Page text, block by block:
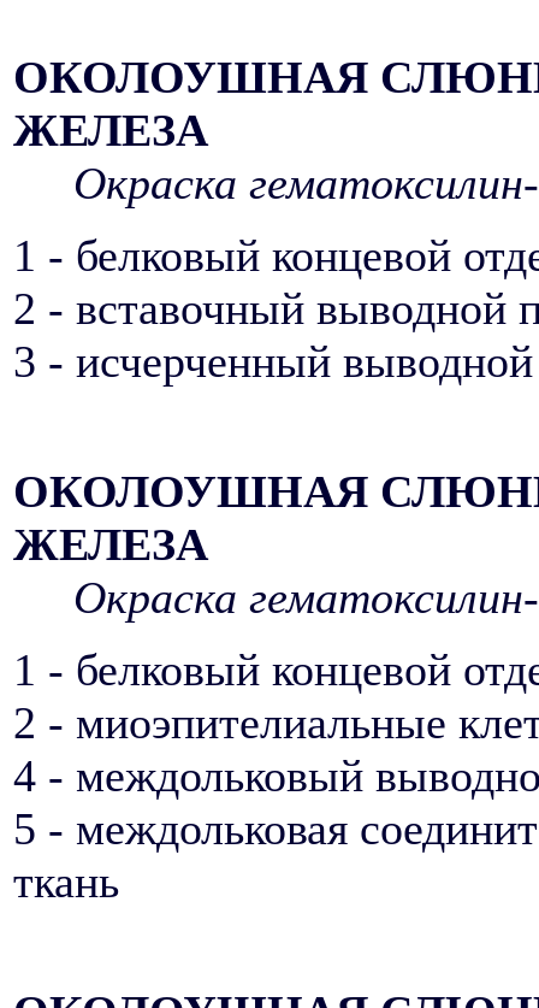
ОКОЛОУШНАЯ
ЖЕЛЕЗА
Окраска
1 - белковый концевой
2 - вставочный выводной
3 - исчерченный
ОКОЛОУШНАЯ
ЖЕЛЕЗА
Окраска
1 - белковый концевой
2 - миоэпителиальные
4 - междольковый
5 - междольковая
ткань